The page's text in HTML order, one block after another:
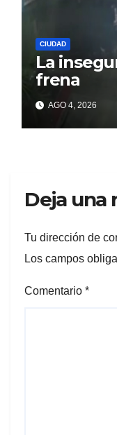
CIUDAD
La
frena
AGO 4, 2026
Deja una
Tu dirección de
Los campos
Comentario *